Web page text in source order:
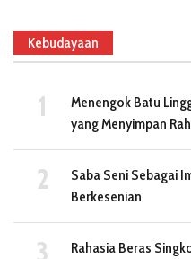
Kebudayaan
Menengok Batu
yang Menyimpan
Saba Seni Sebagai
Berkesenian
Rahasia Beras